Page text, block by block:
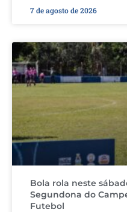
7 de agosto de 2026
Bola rola neste
Segundona do
Futebol